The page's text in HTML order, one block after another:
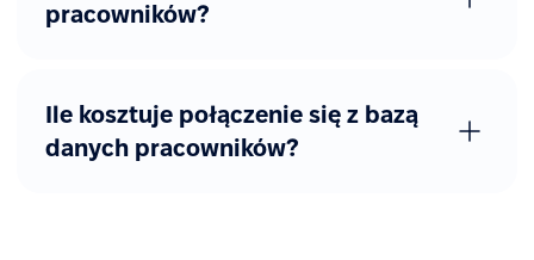
pracowników?
Ile kosztuje połączenie się z bazą
danych pracowników?